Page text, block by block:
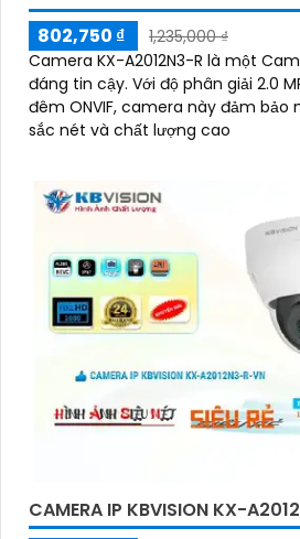
802,750 ₫
1,235,000 ₫
Camera KX-A2012N3-R là một
đáng tin cậy. Với độ phân giải 2.0 MP và công nghệ ban
đêm ONVIF, camera này đảm bảo
sắc nét và chất lượng cao
CAMERA IP KBVISION KX-